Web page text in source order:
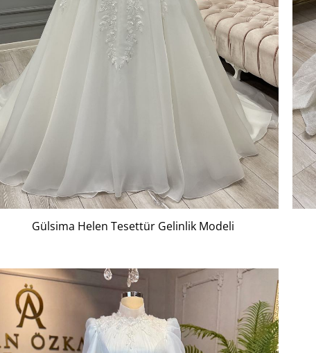
Gülsima Helen Tesettür Gelinlik Modeli